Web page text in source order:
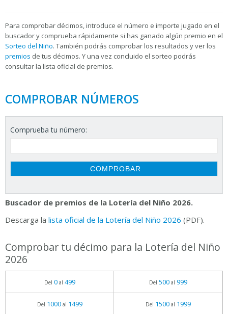
Para comprobar décimos, introduce el número e importe jugado en el
buscador y comprueba rápidamente si has ganado algún premio en el
Sorteo del Niño. También podrás comprobar los resultados y ver los
premios de tus décimos. Y una vez concluido el sorteo podrás
consultar la lista oficial de premios.
COMPROBAR NÚMEROS
Comprueba tu número:
Buscador de premios de la Lotería del Niño 2026.
Descarga la lista oficial de la Lotería del Niño 2026 (PDF).
Comprobar tu décimo para la Lotería del Niño
2026
Del 0al 499 Del 500al 999
Del 1000al 1499 Del 1500al 1999